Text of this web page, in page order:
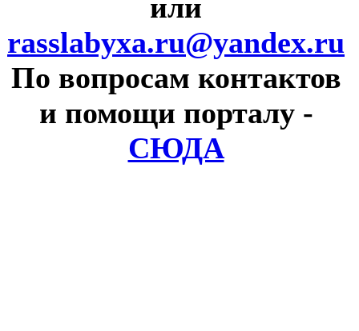
или
rasslabyxa.ru@yandex.ru
По вопросам контактов
и помощи порталу -
СЮДА